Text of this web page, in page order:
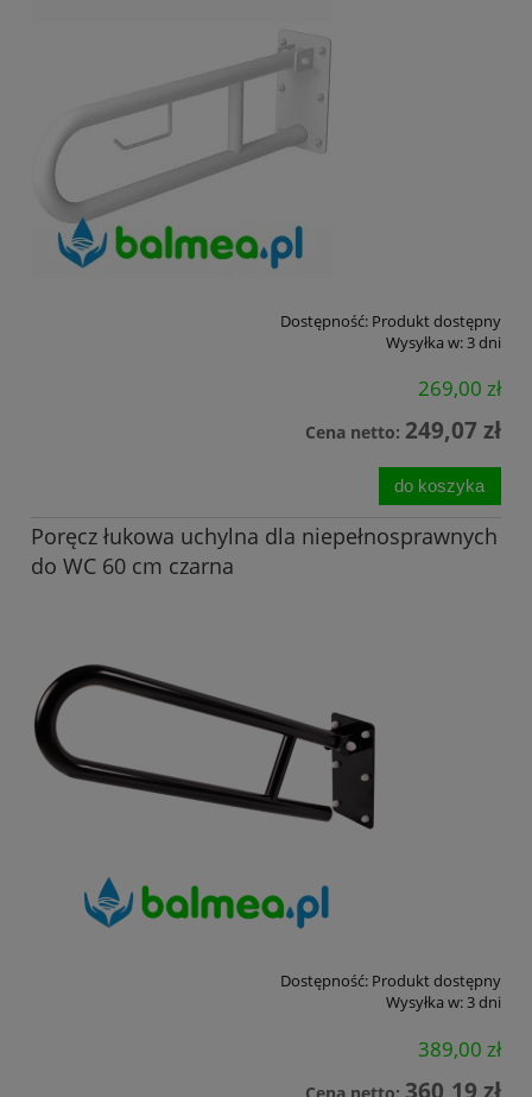
Dostępność: Produkt dostępny
Wysyłka w:3 dni
269,00 zł
Cena netto: 249,07 zł
do koszyka
Poręcz łukowa uchylna dla niepełnosprawnych
do WC 60 cm czarna
Dostępność: Produkt dostępny
Wysyłka w:3 dni
389,00 zł
360,19 zł